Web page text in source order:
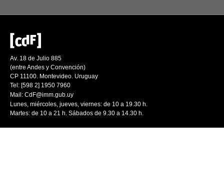
Av. 18 de Julio 885
(entre Andes y Convención)
CP 11100. Montevideo. Uruguay
Tel: [598 2] 1950 7960
Mail: CdF@imm.gub.uy
Lunes, miércoles, jueves, viernes: de 10 a 19.30 h.
Martes: de 10 a 21 h. Sábados de 9.30 a 14.30 h.